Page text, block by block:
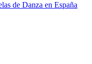
de Danza en España